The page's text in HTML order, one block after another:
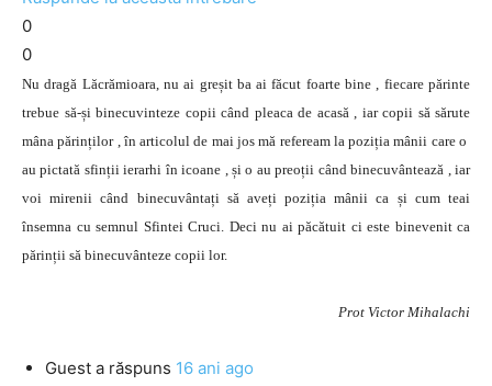
0
0
Nu dragă Lăcrămioara, nu ai greșit ba ai făcut foarte bine , fiecare părinte
trebue să-și binecuvinteze copii când pleaca de acasă , iar copii să sărute
mâna părinților , în articolul de mai jos mă refeream la poziția mânii care o
au pictată sfinții ierarhi în icoane , și o au preoții când binecuvântează , iar
voi mirenii când binecuvântați să aveți poziția mânii ca și cum teai
însemna cu semnul Sfintei Cruci. Deci nu ai păcătuit ci este binevenit ca
părinții să binecuvânteze copii lor.
Prot Victor Mihalachi
Guest a răspuns 16 ani ago